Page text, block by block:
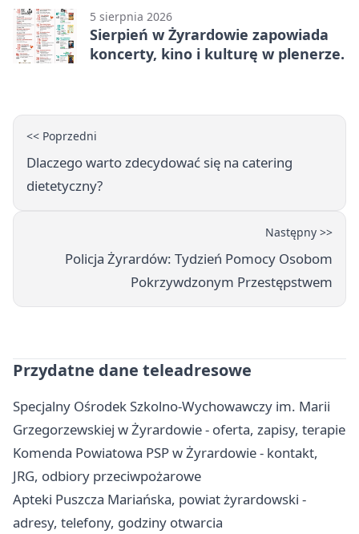
5 sierpnia 2026
Sierpień w Żyrardowie zapowiada
koncerty, kino i kulturę w plenerze.
<< Poprzedni
Dlaczego warto zdecydować się na catering
dietetyczny?
Następny >>
Policja Żyrardów: Tydzień Pomocy Osobom
Pokrzywdzonym Przestępstwem
Przydatne dane teleadresowe
Specjalny Ośrodek Szkolno-Wychowawczy im. Marii
Grzegorzewskiej w Żyrardowie - oferta, zapisy, terapie
Komenda Powiatowa PSP w Żyrardowie - kontakt,
JRG, odbiory przeciwpożarowe
Apteki Puszcza Mariańska, powiat żyrardowski -
adresy, telefony, godziny otwarcia